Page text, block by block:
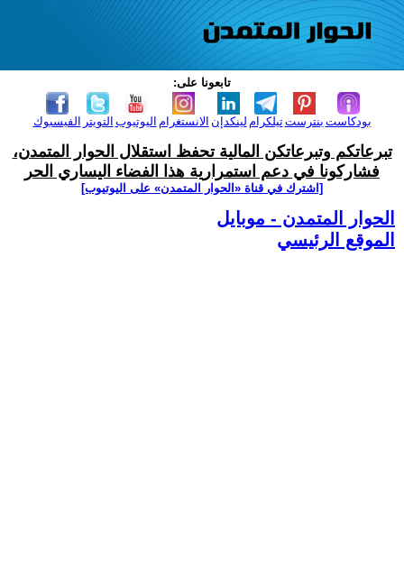
تابعونا على:
الفيسبوك التويتر اليوتيوب الانستغرام لينكدإن تيلكرامبنترست بودكاست
تبرعاتكم وتبرعاتكن المالية تحفظ استقلال الحوار المتمدن،
فشاركونا في دعم استمرارية هذا الفضاء اليساري الحر
[اشترك في قناة ‫«الحوار المتمدن» على اليوتيوب]
الحوار المتمدن - موبايل
الموقع الرئيسي